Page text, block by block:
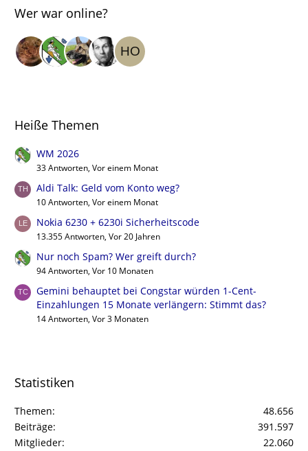
Wer war online?
Heiße Themen
WM 2026
33 Antworten, Vor einem Monat
Aldi Talk: Geld vom Konto weg?
10 Antworten, Vor einem Monat
Nokia 6230 + 6230i Sicherheitscode
13.355 Antworten, Vor 20 Jahren
Nur noch Spam? Wer greift durch?
94 Antworten, Vor 10 Monaten
Gemini behauptet bei Congstar würden 1-Cent-
Einzahlungen 15 Monate verlängern: Stimmt das?
14 Antworten, Vor 3 Monaten
Statistiken
Themen
48.656
Beiträge
391.597
Mitglieder
22.060